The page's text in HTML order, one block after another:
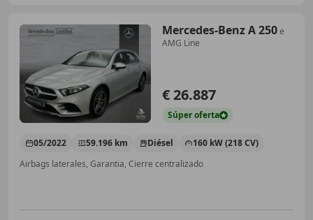
Mercedes-Benz A 250e
AMG Line
€ 26.887
Súperoferta
05/2022 59.196 km Diésel
160 kW (218 CV)
Airbags laterales, Garantia, Cierre centralizado